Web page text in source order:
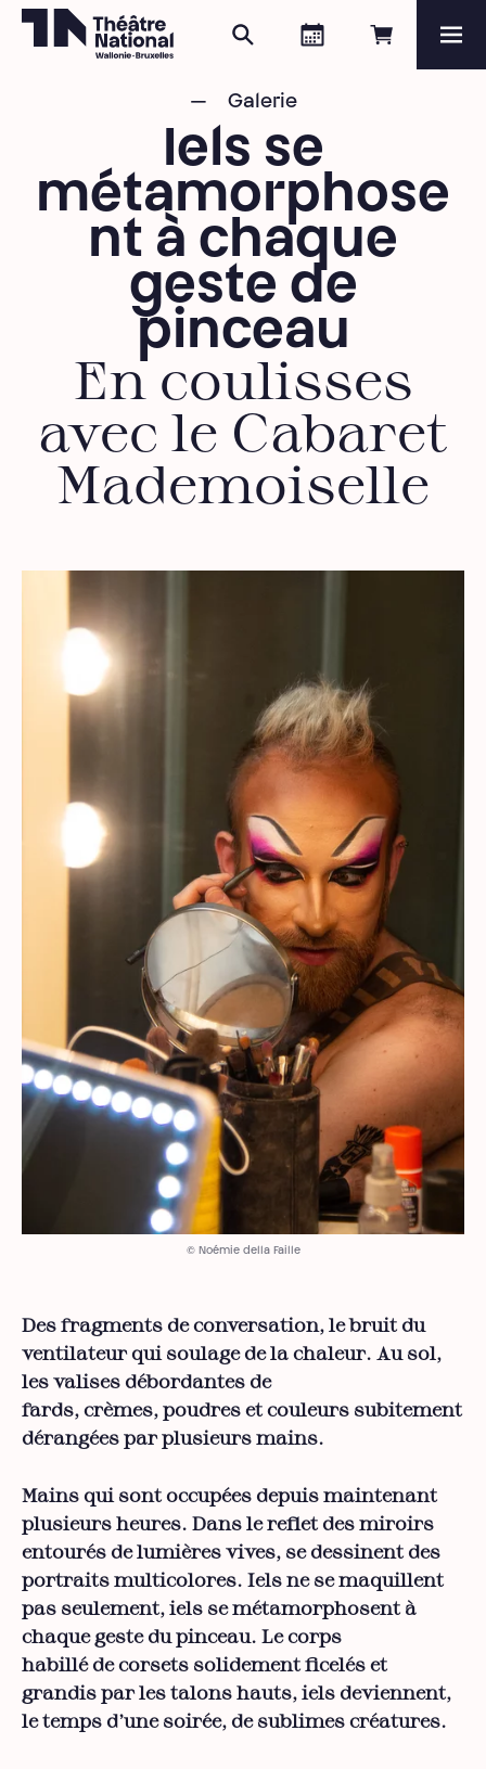
Book
Agenda
Search
Programme
Galerie
Iels se
métamorphose
nt à chaque
geste de
pinceau
En coulisses
avec le Cabaret
Mademoiselle
© Noémie della Faille
Des fragments de conversation, le bruit du
ventilateur qui soulage de la chaleur. Au sol,
les valises débordantes de
fards, crèmes, poudres et couleurs subitement
dérangées par plusieurs mains.
Mains qui sont occupées depuis maintenant
plusieurs heures. Dans le reflet des miroirs
entourés de lumières vives, se dessinent des
portraits multicolores. Iels ne se maquillent
pas seulement, iels se métamorphosent à
chaque geste du pinceau. Le corps
habillé de corsets solidement ficelés et
grandis par les talons hauts, iels deviennent,
le temps d’une soirée, de sublimes créatures.